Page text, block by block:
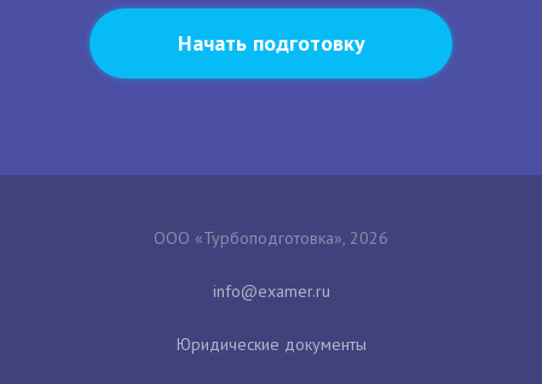
Начать подготовку
ООО «Турбоподготовка», 2026
Юридические документы